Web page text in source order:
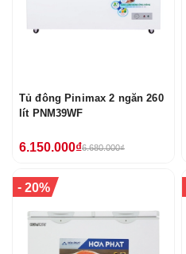
Tủ đông Pinimax 2 ngăn 260
lít PNM39WF
6.150.000₫6.680.000₫
-20%